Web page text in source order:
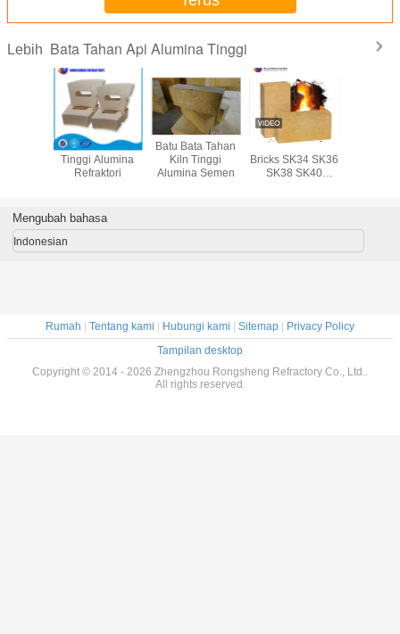
Lebih Bata Tahan Api Alumina Tinggi
Batu bata alumina
dengan kekuatan
tinggi yang terikat
Bata Isolasi
Mullite Ukuran
Disesuaikan
Bata Tahan Api
Kering Kering
Tinggi Alumina
Mengubah bahasa
Indonesian
Rumah Tentang kami Hubungi kami Sitemap
Privacy Policy
Tampilan desktop
Copyright © 2014 - 2026 Zhengzhou Rongsheng Refractory Co., Ltd..
All rights reserved.